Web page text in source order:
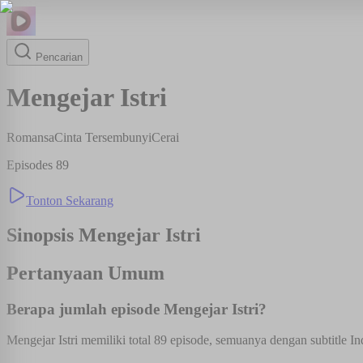
Pencarian
Mengejar Istri
RomansaCinta TersembunyiCerai
Episodes 89
Tonton Sekarang
Sinopsis Mengejar Istri
Pertanyaan Umum
Berapa jumlah episode Mengejar Istri?
Mengejar Istri memiliki total 89 episode, semuanya dengan subtitle